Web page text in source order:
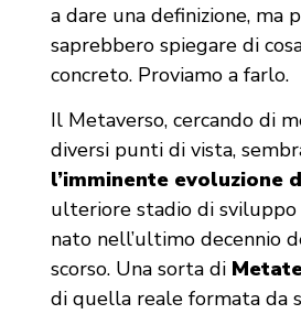
a dare una definizione, ma
saprebbero spiegare di
concreto. Proviamo a farlo.
Il Metaverso, cercando di
diversi punti di vista,
l’imminente evoluzione
ulteriore stadio di sviluppo
nato nell’ultimo decennio
scorso. Una sorta di
di quella reale formata da